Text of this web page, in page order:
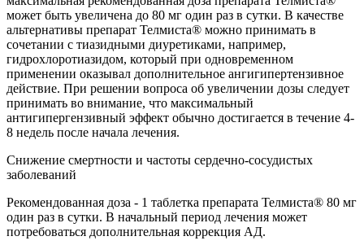
может быть увеличена до 80 мг один раз в сутки. В качестве
альтернативы препарат Телмиста® можно принимать в
сочетании с тиазидными диуретиками, например,
гидрохлоротиазидом, который при одновременном
применении оказывал дополнительное ангигипертензивное
действие. При решении вопроса об увеличении дозы следует
принимать во внимание, что максимальный
антигипергензивный эффект обычно достигается в течение 4-
8 недель после начала лечения.
Снижение смертности и частоты сердечно-сосудистых
заболеваний
Рекомендованная доза - 1 таблетка препарата Телмиста® 80 мг
один раз в сутки. В начальный период лечения может
потребоваться дополнительная коррекция АД.